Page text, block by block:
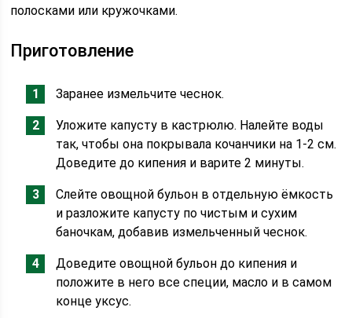
полосками или кружочками.
Приготовление
Заранее измельчите чеснок.
Уложите капусту в кастрюлю. Налейте воды
так, чтобы она покрывала кочанчики на 1-2 см.
Доведите до кипения и варите 2 минуты.
Слейте овощной бульон в отдельную ёмкость
и разложите капусту по чистым и сухим
баночкам, добавив измельченный чеснок.
Доведите овощной бульон до кипения и
положите в него все специи, масло и в самом
конце уксус.